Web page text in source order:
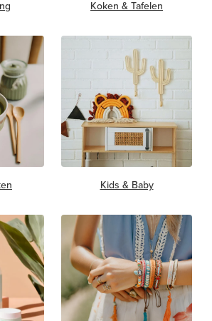
Koken & Tafelen
Kids & Baby